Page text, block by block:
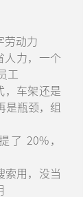
劳动力
力，一个
工
车架还是
瓶颈，组
20%，
索用，没当